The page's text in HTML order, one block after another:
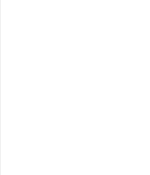
Ремонт
Ремонт
Ремонт
Ремонт